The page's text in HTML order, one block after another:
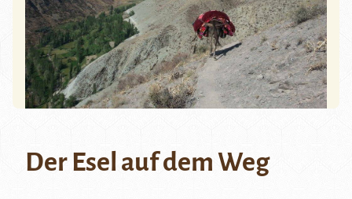
Der Esel auf dem Weg